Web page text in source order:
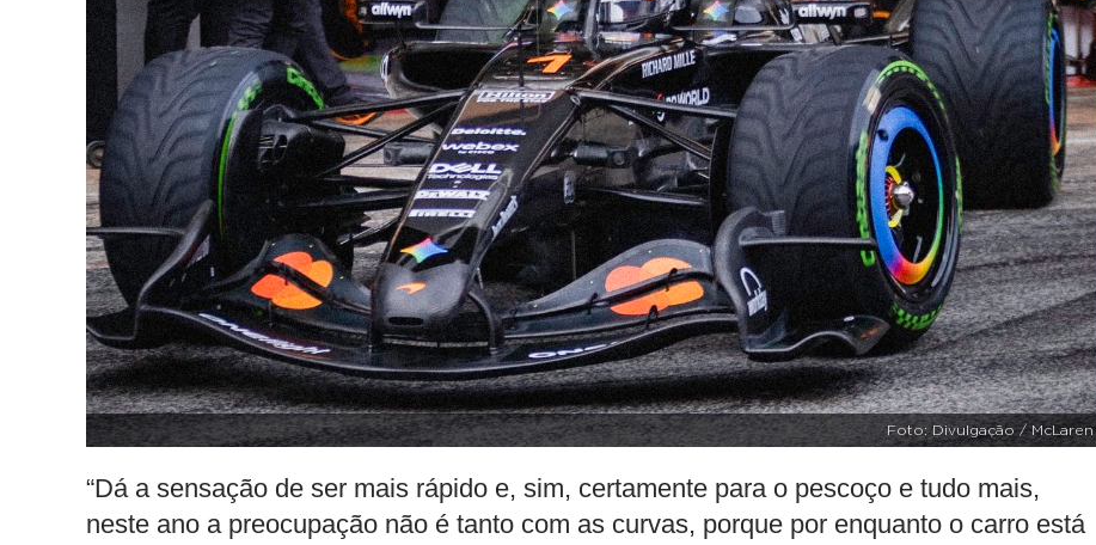
Foto: Divulgação / McLaren
“Dá a sensação de ser mais rápido e, sim, certamente para o pescoço e tudo mais,
neste ano a preocupação não é tanto com as curvas, porque por enquanto o carro está